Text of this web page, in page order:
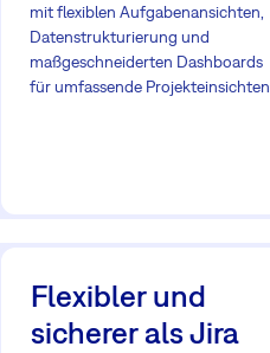
mit flexiblen Aufgabenansichten,
Datenstrukturierung und
maßgeschneiderten Dashboards
für umfassende Projekteinsichten.
Flexibler und
sicherer als Jira